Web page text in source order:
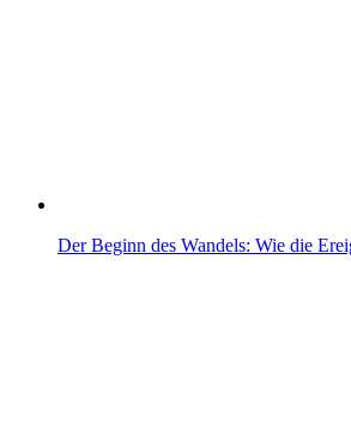
Der Beginn des Wandels: Wie die